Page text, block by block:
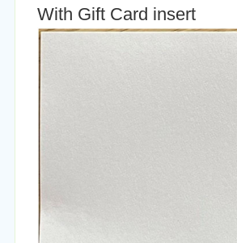
With Gift Card insert